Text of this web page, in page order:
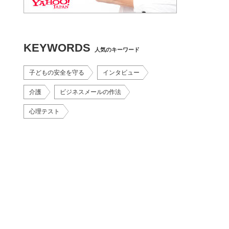
KEYWORDS 人気のキーワード
子どもの安全を守る インタビュー
介護 ビジネスメールの作法
心理テスト